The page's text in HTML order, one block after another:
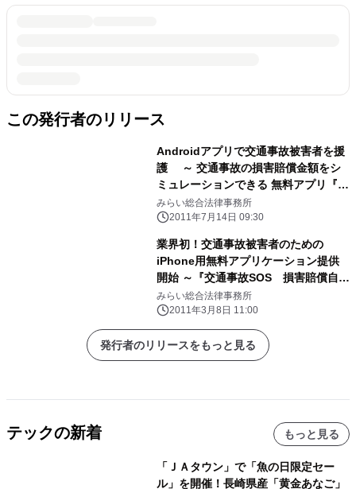
この発行者のリリース
Androidアプリで交通事故被害者を援
護 ～ 交通事故の損害賠償金額をシ
ミュレーションできる 無料アプリ『交
通事故SOS』 ～
みらい総合法律事務所
2011年7月14日 09:30
業界初！交通事故被害者のための
iPhone用無料アプリケーション提供
開始 ～『交通事故SOS 損害賠償自動
シミュレーション』(後遺症・死亡事故
編)～
みらい総合法律事務所
2011年3月8日 11:00
発行者のリリースをもっと見る
テックの新着 もっと見る
「ＪＡタウン」で「魚の日限定セー
ル」を開催！長崎県産「黄金あなご」